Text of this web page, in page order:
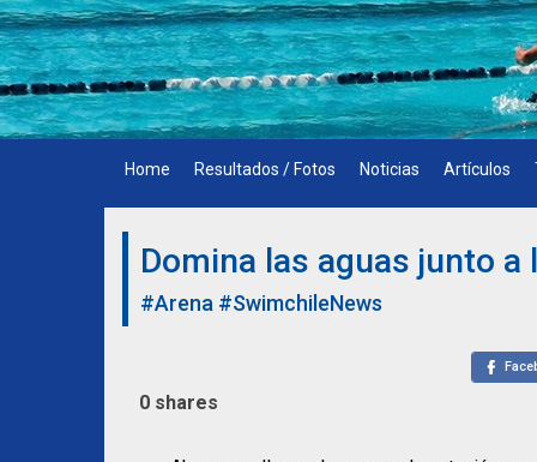
Skip
to
content
Home Resultados / Fotos Noticias Artículos
Domina las aguas junto
#Arena #SwimchileNews
0 shares